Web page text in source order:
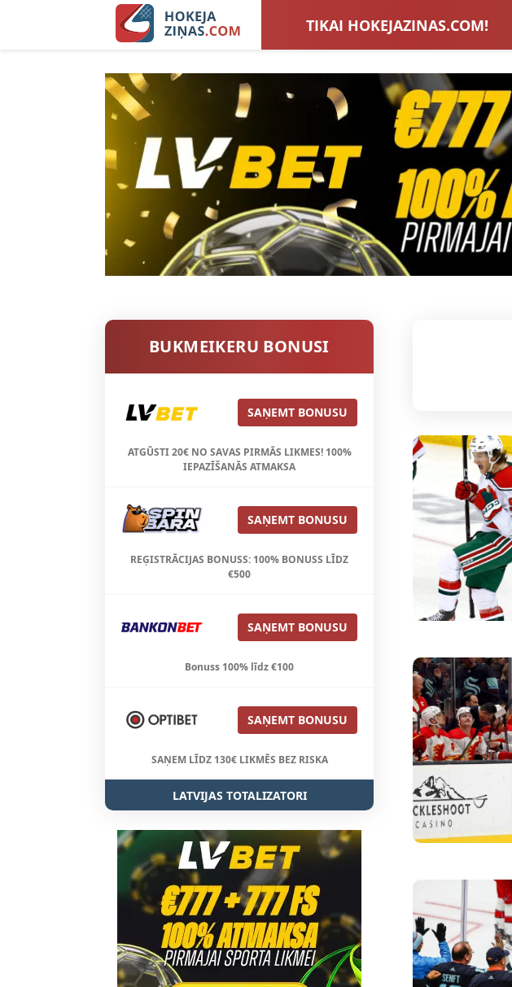
TIKAI HOKEJAZINAS.COM!
LATVIJAS IZLASE EIROPA
SIEVIEŠU HOKEJS BLOGI
TOTALIZATORU BONUSI
BUKMEIKERU BONUSI
SAŅEMT BONUSU
ATGŪSTI 20€ NO SAVAS PIRMĀS LIKMES! 100%
IEPAZĪŠANĀS ATMAKSA
SAŅEMT BONUSU
REĢISTRĀCIJAS BONUSS: 100% BONUSS LĪDZ
€500
SAŅEMT BONUSU
Bonuss 100% līdz €100
SAŅEMT BONUSU
SAŅEM LĪDZ 130€ LIKMĒS BEZ RISKA
LATVIJAS TOTALIZATORI